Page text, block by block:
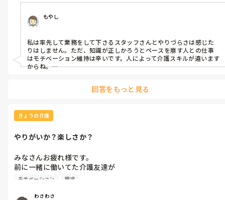
率先して業務してるかは❓ですが
確かに私は、介護業務以外
ナースの🆗があれば、薬塗布
する方だと思います。
それで皆さんに聞きたいのは
率先して業務するスタッフと
一緒に業務するのは、やりにくいですか？
ない時に、お願いしていいですか❓ってたのむスタッフの方が仕
50代半ば
それで、今後の参考になればと
もやし
私は率先して業務をして下さるスタッフさんとやりづらさは感じた
りはしません。ただ、知識が正しかろうとペースを崩す人との仕事
はモチベーション維持は辛いです。人によって介護スキルが違います
からね。
身体的介助が介護だけではないですからね。
回答をもっと見る
きょうの介護
やりがいか？楽しさか？
みなさんお疲れ様です。
前に一緒に働いてた介護友達が
色々あったけど、長年働いてきた職場だし
私は色々あり、前の職場退職しましたが、その時思った事です
モチベーション 職場
わさわさ